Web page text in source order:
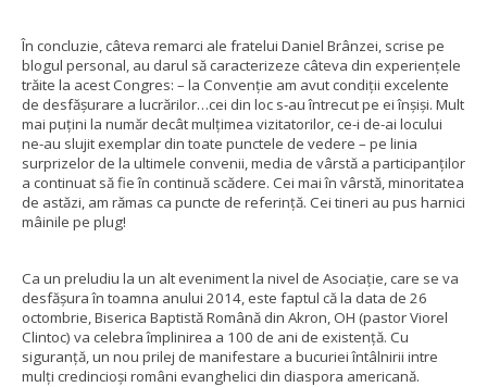
În concluzie, câteva remarci ale fratelui Daniel Brânzei, scrise pe
blogul personal, au darul să caracterizeze câteva din experiențele
trăite la acest Congres: – la Convenție am avut condiții excelente
de desfășurare a lucrărilor…cei din loc s-au întrecut pe ei înșiși. Mult
mai puțini la număr decât mulțimea vizitatorilor, ce-i de-ai locului
ne-au slujit exemplar din toate punctele de vedere – pe linia
surprizelor de la ultimele convenii, media de vârstă a participanților
a continuat să fie în continuă scădere. Cei mai în vârstă, minoritatea
de astăzi, am rămas ca puncte de referință. Cei tineri au pus harnici
mâinile pe plug!
Ca un preludiu la un alt eveniment la nivel de Asociație, care se va
desfășura în toamna anului 2014, este faptul că la data de 26
octombrie, Biserica Baptistă Română din Akron, OH (pastor Viorel
Clintoc) va celebra împlinirea a 100 de ani de existență. Cu
siguranță, un nou prilej de manifestare a bucuriei întâlnirii intre
mulți credincioși români evanghelici din diaspora americană.